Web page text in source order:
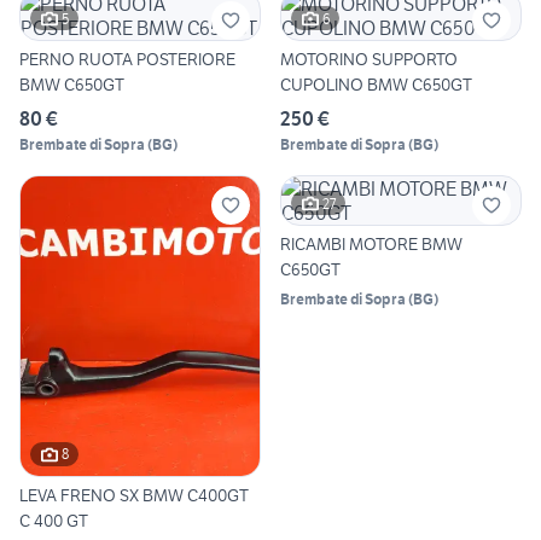
5
PERNO RUOTA POSTERIORE
BMW C650GT
80 €
Brembate di Sopra (BG)
6
MOTORINO SUPPORTO
CUPOLINO BMW C650GT
250 €
Brembate di Sopra (BG)
8
LEVA FRENO SX BMW C400GT
C 400 GT
27
RICAMBI MOTORE BMW
C650GT
Brembate di Sopra (BG)